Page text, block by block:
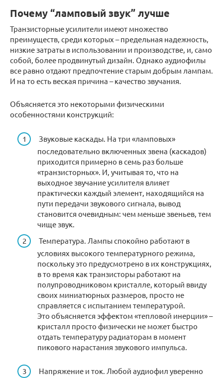
Почему “ламповый звук” лучше
Транзисторные усилители имеют множество
преимуществ, среди которых – предельная надежность,
низкие затраты в использовании и производстве, и, само
собой, более продвинутый дизайн. Однако аудиофилы
все равно отдают предпочтение старым добрым лампам.
И на то есть веская причина – качество звучания.
Объясняется это некоторыми физическими
особенностями конструкций:
Звуковые каскады. На три «ламповых»
последовательно включенных звена (каскадов)
приходится примерно в семь раз больше
«транзисторных». И, учитывая то, что на
выходное звучание усилителя влияет
практически каждый элемент, находящийся на
пути передачи звукового сигнала, вывод
становится очевидным: чем меньше звеньев, тем
чище звук.
Температура. Лампы спокойно работают в
условиях высокого температурного режима,
поскольку это предусмотрено в их конструкциях,
в то время как транзисторы работают на
полупроводниковом кристалле, который ввиду
своих миниатюрных размеров, просто не
справляется с испытанием температурой.
Это объясняется эффектом «тепловой инерции» –
кристалл просто физически не может быстро
отдать температуру радиаторам в момент
пикового нарастания звукового импульса.
Напряжение и ток. Любой аудиофил уверенно